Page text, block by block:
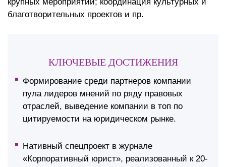
благотворительных проектов и пр.
КЛЮЧЕВЫЕ ДОСТИЖЕНИЯ
Формирование среди партнеров компании
пула лидеров мнений по ряду правовых
отраслей, выведение компании в топ по
цитируемости на юридическом рынке.
Нативный спецпроект в журнале
«Корпоративный юрист», реализованный к 20-